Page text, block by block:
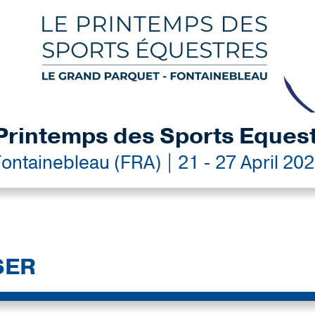
des Sports
(FRA) | 21 - 27 April